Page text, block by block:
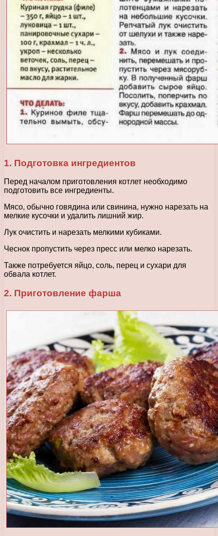
1. Подготовка ингредиентов
Перед началом приготовления котлет необходимо
подготовить все ингредиенты.
Мясо, обычно говядина или свинина, нужно нарезать на
мелкие кусочки и удалить лишний жир.
Лук очистить и нарезать мелкими кубиками.
Чеснок пропустить через пресс или мелко нарезать.
Также потребуется яйцо, соль, перец и сухари для
обвала котлет.
2. Приготовление фарша